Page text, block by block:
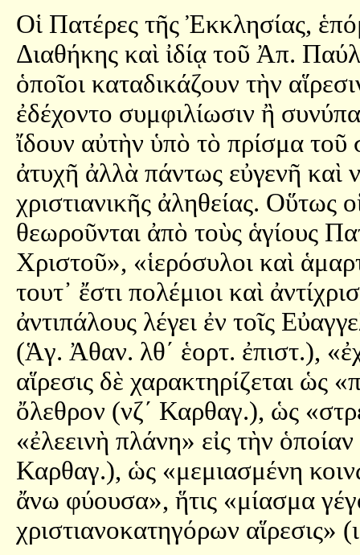
Οἱ Πατέρες τῆς Ἐκκλησίας,
Διαθήκης καὶ ἰδίᾳ τοῦ Ἀπ.
ὁποῖοι καταδικάζουν τὴν
ἐδέχοντο συμφιλίωσιν ἢ
ἴδουν αὐτὴν ὑπὸ τὸ πρίσμα τοῦ
ἀτυχῆ ἀλλὰ πάντως εὐγενῆ καὶ
χριστιανικῆς ἀληθείας. Οὕτως
θεωροῦνται ἀπὸ τοὺς ἁγίους
Χριστοῦ», «ἱερόσυλοι καὶ
τουτ᾿ ἔστι πολέμιοι καὶ
ἀντιπάλους λέγει ἐν τοῖς
(Ἁγ. Ἀθαν. λθ´ ἑορτ. ἐπιστ.),
αἵρεσις δὲ χαρακτηρίζεται ὡς
ὄλεθρον (νζ´ Καρθαγ.), ὡς
«ἐλεεινὴ πλάνη» εἰς τὴν
Καρθαγ.), ὡς «μεμιασμένη
ἄνω φύουσα», ἥτις «μίασμα
χριστιανοκατηγόρων αἵρεσις»